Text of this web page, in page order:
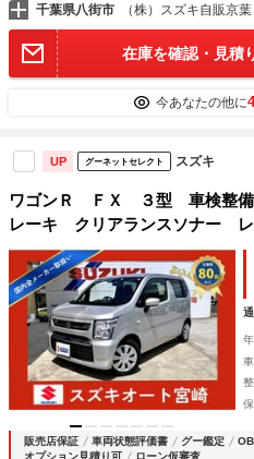
千葉県八街市 （株）スズキ自販
在庫を確認・見積
今あなたの他に
UP グーネットセレクト スズキ
ワゴンＲ ＦＸ ３型 車検整
レーキ クリアランスソナー
キロ シートヒーター 電動格
スマートキー オートライト
販売店保証 車両状態評価書 グー鑑定
オプション見積り可
ローン仮審査